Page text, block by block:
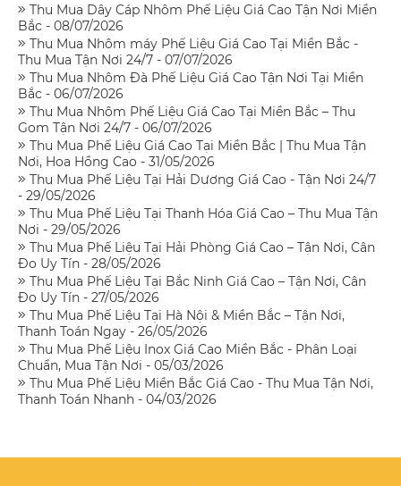
Thu Mua Dây Cáp Nhôm Phế Liệu Giá Cao Tận Nơi Miền
Bắc - 08/07/2026
Thu Mua Nhôm máy Phế Liệu Giá Cao Tại Miền Bắc -
Thu Mua Tận Nơi 24/7 - 07/07/2026
Thu Mua Nhôm Đà Phế Liệu Giá Cao Tận Nơi Tại Miền
Bắc - 06/07/2026
Thu Mua Nhôm Phế Liệu Giá Cao Tại Miền Bắc – Thu
Gom Tận Nơi 24/7 - 06/07/2026
Thu Mua Phế Liệu Giá Cao Tại Miền Bắc | Thu Mua Tận
Nơi, Hoa Hồng Cao - 31/05/2026
Thu Mua Phế Liệu Tại Hải Dương Giá Cao - Tận Nơi 24/7
- 29/05/2026
Thu Mua Phế Liệu Tại Thanh Hóa Giá Cao – Thu Mua Tận
Nơi - 29/05/2026
Thu Mua Phế Liệu Tại Hải Phòng Giá Cao – Tận Nơi, Cân
Đo Uy Tín - 28/05/2026
Thu Mua Phế Liệu Tại Bắc Ninh Giá Cao – Tận Nơi, Cân
Đo Uy Tín - 27/05/2026
Thu Mua Phế Liệu Tại Hà Nội & Miền Bắc – Tận Nơi,
Thanh Toán Ngay - 26/05/2026
Thu Mua Phế Liệu Inox Giá Cao Miền Bắc - Phân Loại
Chuẩn, Mua Tận Nơi - 05/03/2026
Thu Mua Phế Liệu Miền Bắc Giá Cao - Thu Mua Tận Nơi,
Thanh Toán Nhanh - 04/03/2026